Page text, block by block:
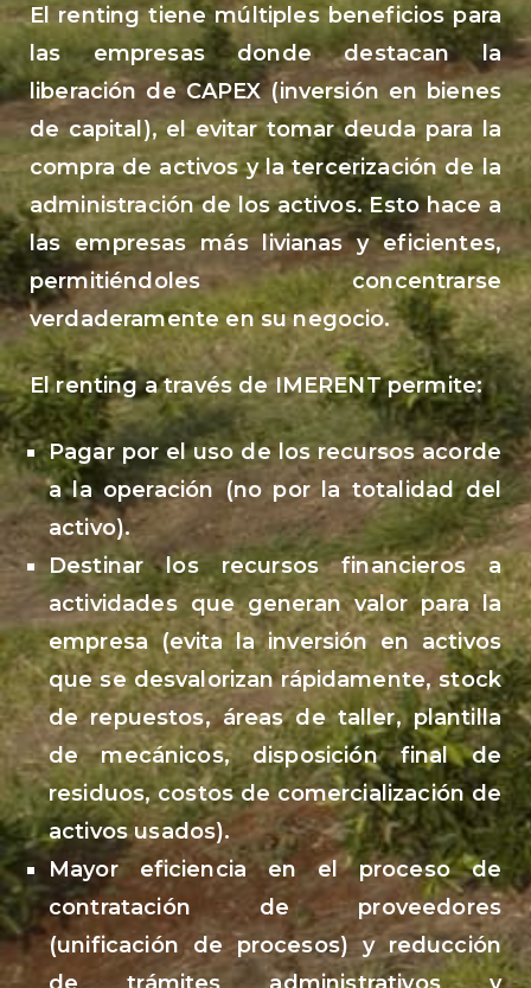
El renting tiene múltiples beneficios para
las empresas donde destacan la
liberación de CAPEX (inversión en bienes
de capital), el evitar tomar deuda para la
compra de activos y la tercerización de la
administración de los activos. Esto hace a
las empresas más livianas y eficientes,
permitiéndoles concentrarse
verdaderamente en su negocio.
El renting a través deIMERENTpermite:
Pagar por el uso de los recursos acorde
a la operación (no por la totalidad del
activo).
Destinar los recursos financieros a
actividades que generan valor para la
empresa (evita la inversión en activos
que se desvalorizan rápidamente, stock
de repuestos, áreas de taller, plantilla
de mecánicos, disposición final de
residuos, costos de comercialización de
activos usados).
Mayor eficiencia en el proceso de
contratación de proveedores
(unificación de procesos) y reducción
de trámites administrativos y